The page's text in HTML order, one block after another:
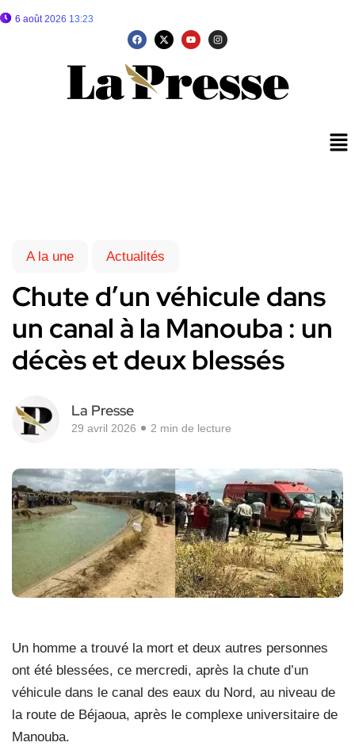
6 août 2026 13:23
A la une Actualités
Chute d’un véhicule dans
un canal à la Manouba : un
décès et deux blessés
La Presse
29 avril 2026 2 min de lecture
Un homme a trouvé la mort et deux autres personnes
ont été blessées, ce mercredi, après la chute d’un
véhicule dans le canal des eaux du Nord, au niveau de
la route de Béjaoua, après le complexe universitaire de
Manouba.